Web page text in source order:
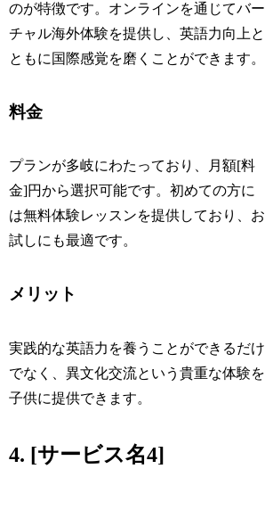
のが特徴です。オンラインを通じてバー
チャル海外体験を提供し、英語力向上と
ともに国際感覚を磨くことができます。
料金
プランが多岐にわたっており、月額[料
金]円から選択可能です。初めての方に
は無料体験レッスンを提供しており、お
試しにも最適です。
メリット
実践的な英語力を養うことができるだけ
でなく、異文化交流という貴重な体験を
子供に提供できます。
4. [サービス名4]